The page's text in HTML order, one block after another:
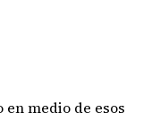
medio de esos